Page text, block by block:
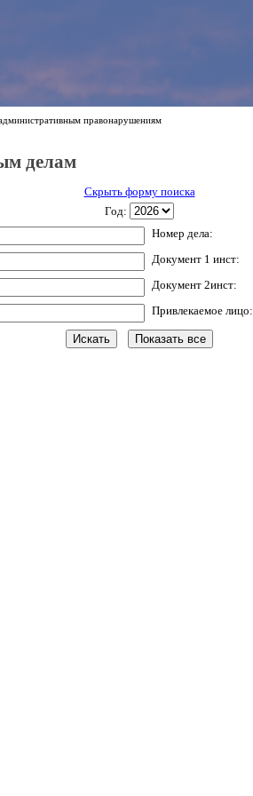
правонарушениям
делам
Скрыть форму поиска
Год:
Номер дела:
Документ 1 инст:
Документ 2инст:
Привлекаемое лицо: